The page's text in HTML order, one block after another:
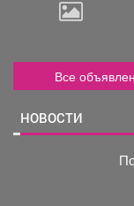
Все
НОВОСТИ